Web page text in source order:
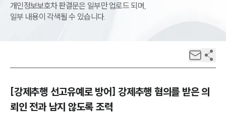
개인정보보호차 판결문은 일부만 업로드 되며,
일부 내용이 각색될 수 있습니다.
[강제추행 선고유예로 방어] 강제추행 혐의를 받은 의
뢰인 전과 남지 않도록 조력